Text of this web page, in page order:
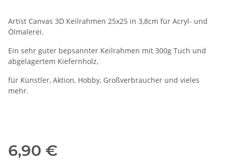
Artist Canvas 3D Keilrahmen 25x25 in 3,8cm für Acryl- und
Ölmalerei.
Ein sehr guter bepsannter Keilrahmen mit 300g Tuch und
abgelagertem Kiefernholz,
für Künstler, Aktion, Hobby, Großverbraucher und vieles
mehr.
6,90 €